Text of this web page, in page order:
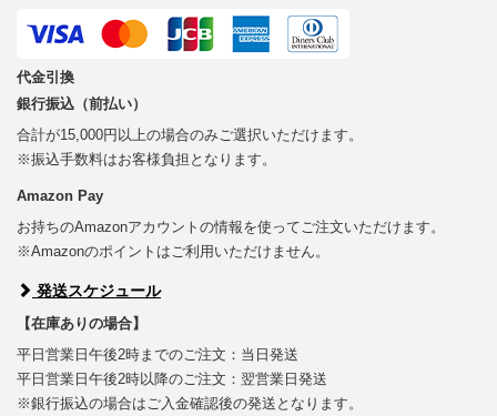
代金引換
銀行振込（前払い）
合計が15,000円以上の場合のみご選択いただけます。
※振込手数料はお客様負担となります。
Amazon Pay
お持ちのAmazonアカウントの情報を使ってご注文いただけます。
※Amazonのポイントはご利用いただけません。
発送スケジュール
【在庫ありの場合】
平日営業日午後2時までのご注文：当日発送
平日営業日午後2時以降のご注文：翌営業日発送
※銀行振込の場合はご入金確認後の発送となります。